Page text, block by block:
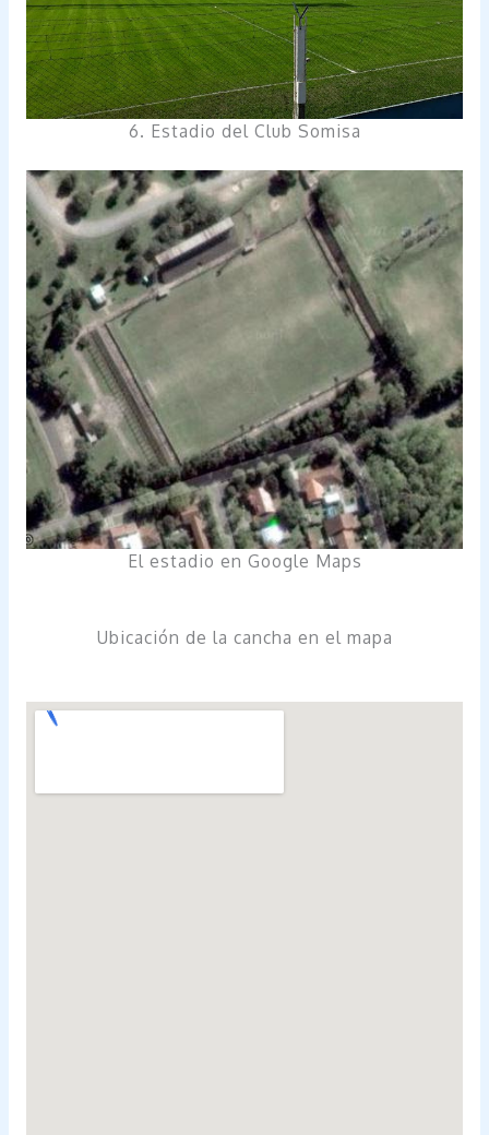
6. Estadio del Club Somisa
El estadio en Google Maps
Ubicación de la cancha en el mapa